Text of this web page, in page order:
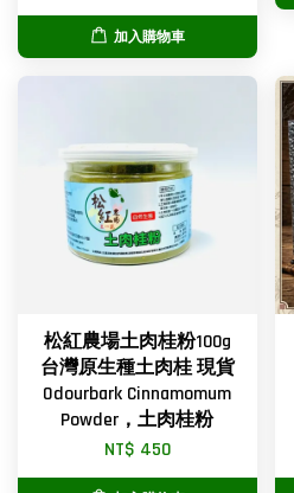
加入購物車
松紅農場土肉桂粉100g
台灣原生種土肉桂 現貨
Odourbark Cinnamomum
Powder，土肉桂粉
NT$ 450